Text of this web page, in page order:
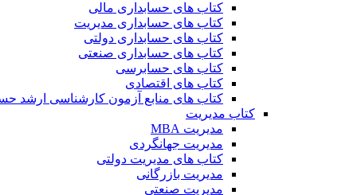
کتاب های حسابداری مالی
کتاب های حسابداری مدیریت
کتاب های حسابداری دولتی
کتاب های حسابداری صنعتی
کتاب های حسابرسی
کتاب های اقتصادی
کتاب های منابع آزمون کارشناسی ارشد
کتاب مدیریت
مدیریت MBA
مدیریت جهانگردی
کتاب های مدیریت دولتی
مدیریت بازرگانی
مدیریت صنعتی